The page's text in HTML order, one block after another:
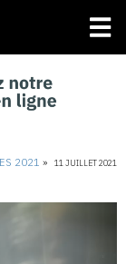
2021 »
11 JUILLET 2021